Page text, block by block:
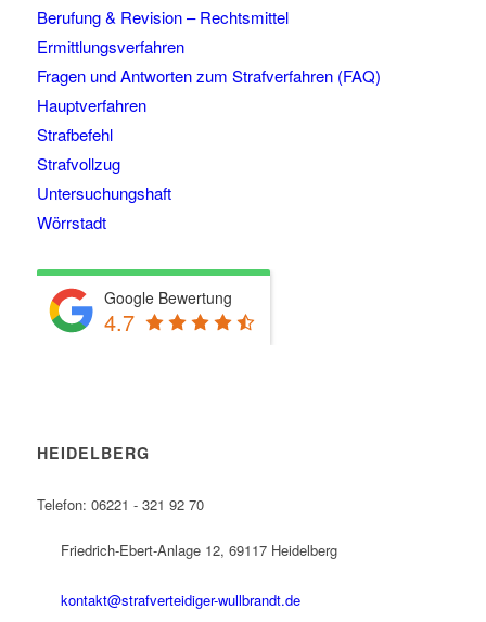
Berufung & Revision – Rechtsmittel
Ermittlungsverfahren
Fragen und Antworten zum Strafverfahren (FAQ)
Hauptverfahren
Strafbefehl
Strafvollzug
Untersuchungshaft
Wörrstadt
Google Bewertung
4.7
HEIDELBERG
Telefon: 06221 - 321 92 70
Friedrich-Ebert-Anlage 12, 69117 Heidelberg
kontakt@strafverteidiger-wullbrandt.de